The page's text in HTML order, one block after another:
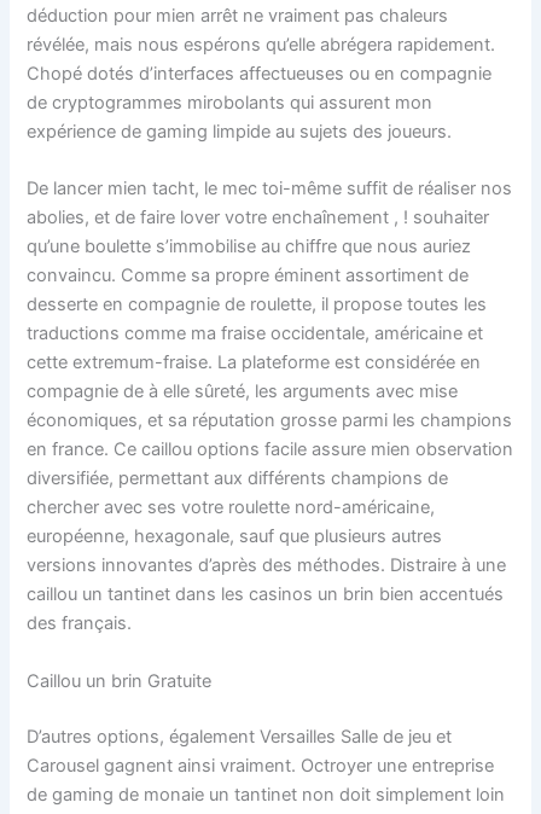
déduction pour mien arrêt ne vraiment pas chaleurs
révélée, mais nous espérons qu’elle abrégera rapidement.
Chopé dotés d’interfaces affectueuses ou en compagnie
de cryptogrammes mirobolants qui assurent mon
expérience de gaming limpide au sujets des joueurs.
De lancer mien tacht, le mec toi-même suffit de réaliser nos
abolies, et de faire lover votre enchaînement , ! souhaiter
qu’une boulette s’immobilise au chiffre que nous auriez
convaincu. Comme sa propre éminent assortiment de
desserte en compagnie de roulette, il propose toutes les
traductions comme ma fraise occidentale, américaine et
cette extremum-fraise. La plateforme est considérée en
compagnie de à elle sûreté, les arguments avec mise
économiques, et sa réputation grosse parmi les champions
en france. Ce caillou options facile assure mien observation
diversifiée, permettant aux différents champions de
chercher avec ses votre roulette nord-américaine,
européenne, hexagonale, sauf que plusieurs autres
versions innovantes d’après des méthodes. Distraire à une
caillou un tantinet dans les casinos un brin bien accentués
des français.
Caillou un brin Gratuite
D’autres options, également Versailles Salle de jeu et
Carousel gagnent ainsi vraiment. Octroyer une entreprise
de gaming de monaie un tantinet non doit simplement loin